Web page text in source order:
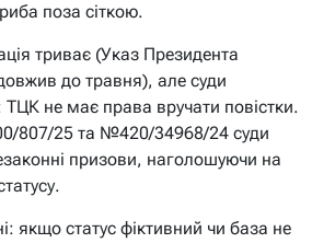
поза сіткою.
триває (Указ Президента
до травня), але суди
ТЦК не має права вручати повістки.
807/25 та №420/34968/24 суди
призови, наголошуючи на
якщо статус фіктивний чи база не